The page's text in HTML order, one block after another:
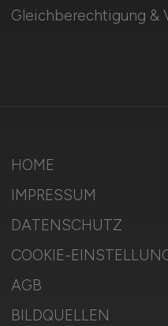
Gleichberechtigung &
HOME
IMPRESSUM
DATENSCHUTZ
COOKIE-
AGB
BILDQUELLEN